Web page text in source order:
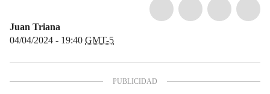
Juan Triana
04/04/2024 - 19:40 GMT-5